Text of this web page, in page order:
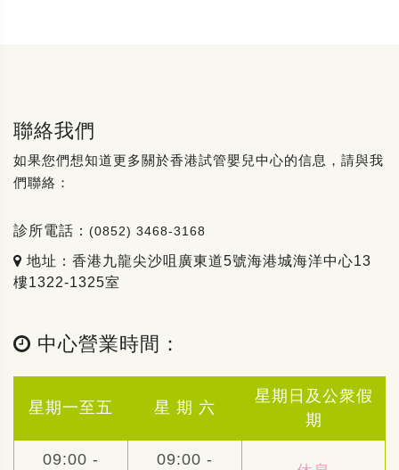
聯絡我們
如果您們想知道更多關於香港試管嬰兒中心的信息，請與我
們聯絡：
診所電話： (0852) 3468-3168
地址：香港九龍尖沙咀廣東道5號海港城海洋中心13
樓1322-1325室
中心營業時間：
星期一至五 星 期 六
星期日及公衆假
期
09:00 - 09:00 -